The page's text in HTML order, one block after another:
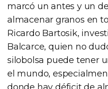
marcó un antes y un
almacenar granos en
Ricardo Bartosik,
Balcarce, quien no
silobolsa puede tener
el mundo,